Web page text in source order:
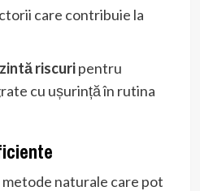
care contribuie la
riscuripentru
cu ușurință în rutina
metode naturale care pot